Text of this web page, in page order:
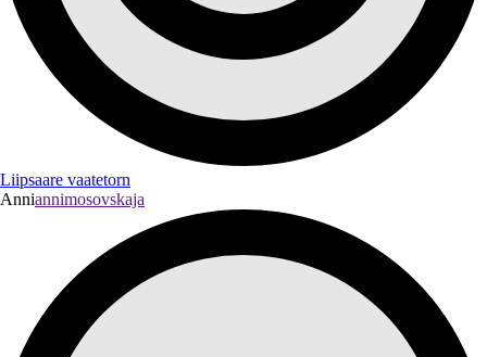
Liipsaare vaatetorn
Anniannimosovskaja